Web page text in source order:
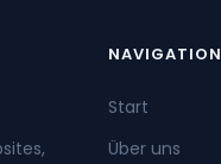
NAVIGATION
Start
Über uns